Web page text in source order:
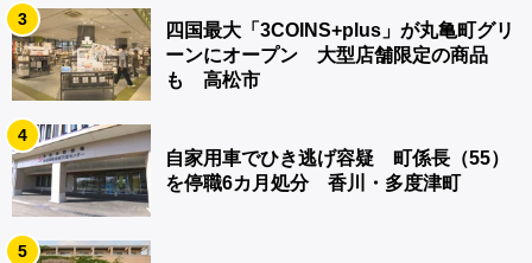
3
四国最大「3COINS+plus」が丸亀町グリ
ーンにオープン 大型店舗限定の商品
も 高松市
4
自家用車でひき逃げ容疑 町係長（55）
を停職6カ月処分 香川・多度津町
5